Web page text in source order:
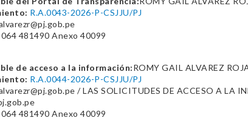
R.A.0043-2026-P-CSJJU/PJ
064 481490 Anexo 40099
de acceso a la información:ROMY GAIL ALVAREZ
R.A.0044-2026-P-CSJJU/PJ
/ LAS SOLICITUDES DE ACCESO A LA
064 481490 Anexo 40099